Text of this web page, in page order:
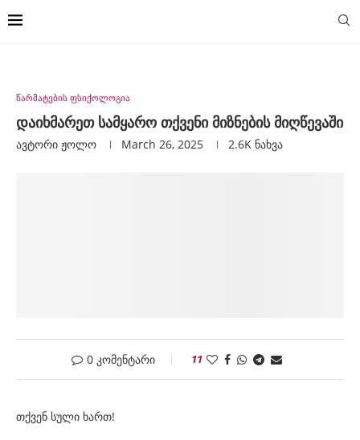
წარმატების ფსიქოლოგია
დაიხმარეთ სამყარო თქვენი მიზნების მიღწევაში
ავტორი Ჟოლო March 26, 2025 2.6K ნახვა
0 კომენტარი 11
თქვენ სული ხართ!